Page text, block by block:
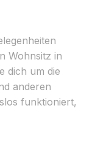
Wohnsitz in
dich um die
anderen
funktioniert,